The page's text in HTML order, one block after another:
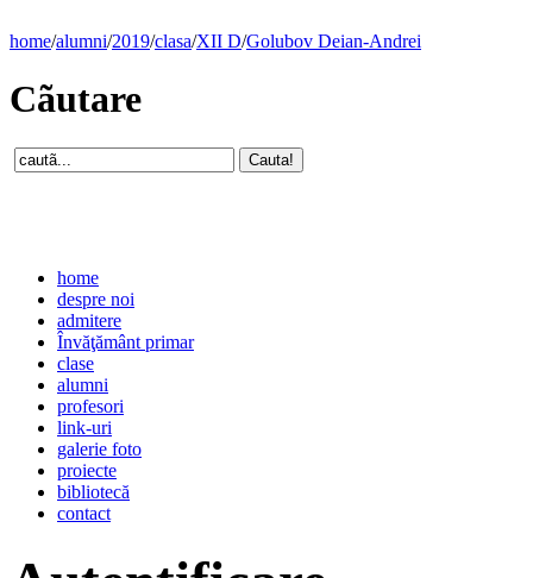
home/alumni/2019/clasa/XII D/Golubov Deian-Andrei
Cãutare
home
despre noi
admitere
Învăţământ primar
clase
alumni
profesori
link-uri
galerie foto
proiecte
bibliotecă
contact